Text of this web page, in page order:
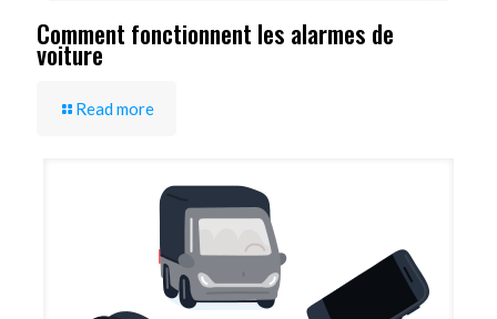
Comment fonctionnent les alarmes de
voiture
Read more